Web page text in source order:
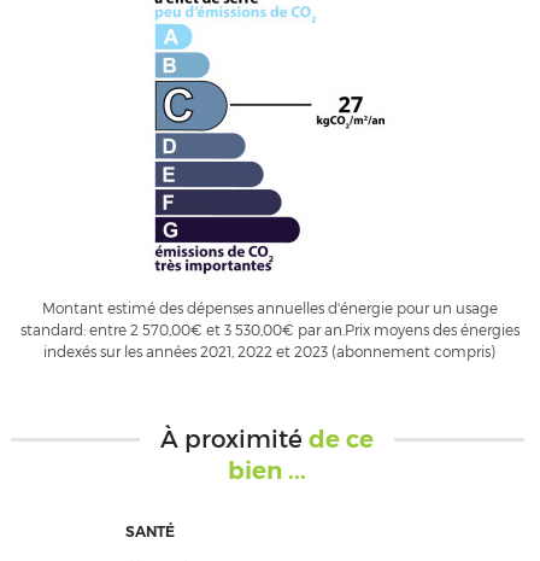
Montant estimé des dépenses annuelles d'énergie pour un usage
standard: entre 2 570,00€ et 3 530,00€ par an.Prix moyens des énergies
indexés sur les années 2021, 2022 et 2023 (abonnement compris)
À proximitéde ce
bien ...
SANTÉ